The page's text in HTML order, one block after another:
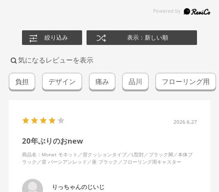
絞り込み 表示：新しい順
気になるレビューを表示
負担 デザイン 痛み 品川 フローリング用
2026.6.27
20年ぶりのおnew
商品名：Monet モネット／背クッションタイプ／L型肘／ブラック脚／本体ブ
ラック／背 パーシアンレッド／座 ブラック／フローリング用キャスター
りっちゃんのじいじ